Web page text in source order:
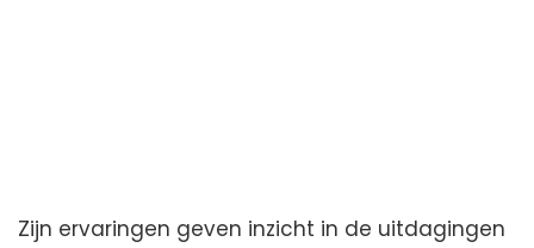
Zijn ervaringen geven inzicht in de uitdagingen